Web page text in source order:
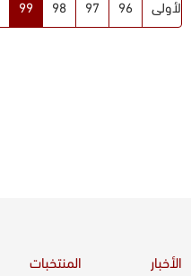
الأولى 96
97
98
99
الأخبار المنتخبات